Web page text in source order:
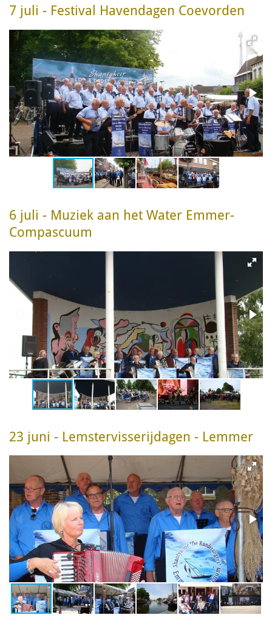
7 juli - Festival Havendagen Coevorden
6 juli - Muziek aan het Water Emmer-
Compascuum
23 juni - Lemstervisserijdagen - Lemmer